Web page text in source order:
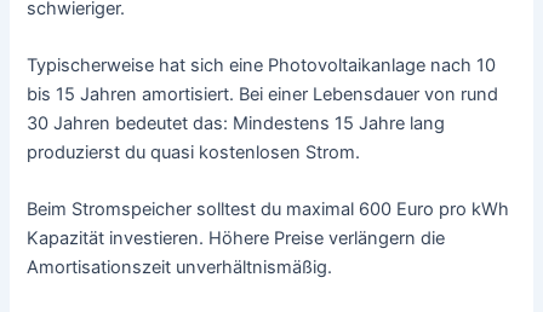
schwieriger.
Typischerweise hat sich eine Photovoltaikanlage nach 10
bis 15 Jahren amortisiert. Bei einer Lebensdauer von rund
30 Jahren bedeutet das: Mindestens 15 Jahre lang
produzierst du quasi kostenlosen Strom.
Beim Stromspeicher solltest du maximal 600 Euro pro kWh
Kapazität investieren. Höhere Preise verlängern die
Amortisationszeit unverhältnismäßig.